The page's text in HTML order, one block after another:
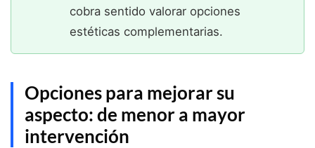
cobra sentido valorar opciones
estéticas complementarias.
Opciones para mejorar su
aspecto: de menor a mayor
intervención